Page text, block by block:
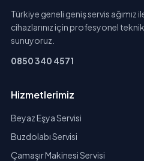
Türkiye geneli geniş servis ağımız
cihazlarınız için profesyonel
sunuyoruz.
0850 340 4571
Hizmetlerimiz
Beyaz Eşya Servisi
Buzdolabı Servisi
Çamaşır Makinesi Servisi